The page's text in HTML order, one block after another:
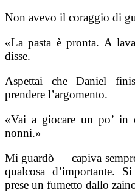
Non avevo il coraggio di
«La pasta è pronta. A
disse.
Aspettai che Daniel
prendere l’argomento.
«Vai a giocare un po’ in
nonni.»
Mi guardò — capiva
qualcosa d’importante.
prese un fumetto dallo